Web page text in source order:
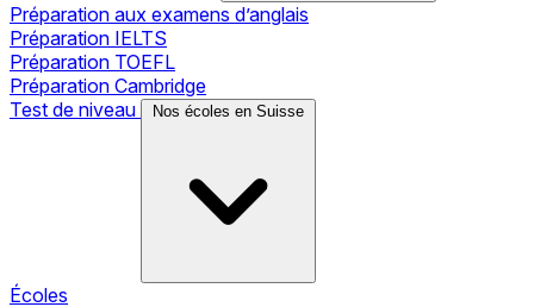
Préparation aux examens d’anglais
Préparation IELTS
Préparation TOEFL
Préparation Cambridge
Test de niveau
Nos écoles en Suisse
Écoles